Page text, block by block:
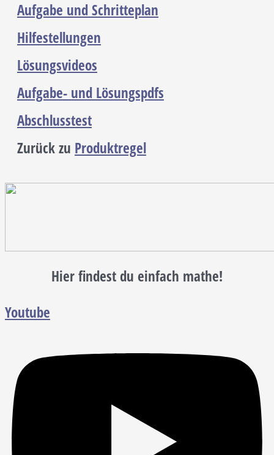
Aufgabe und Schritteplan
Hilfestellungen
Lösungsvideos
Aufgabe- und Lösungspdfs
Abschlusstest
Zurück zu Produktregel
Hier findest du einfach mathe!
Youtube